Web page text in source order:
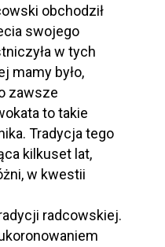
obchodził
swojego
w tych
mamy było,
zawsze
to takie
Tradycja tego
kilkuset lat,
w kwestii
radcowskiej.